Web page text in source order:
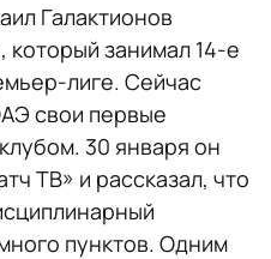
Галактионов
который занимал 14-е
лиге. Сейчас
свои первые
30 января он
ТВ» и рассказал, что
пунктов. Одним